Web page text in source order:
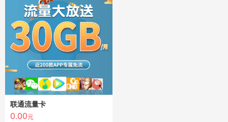
联通流量卡
0.00元